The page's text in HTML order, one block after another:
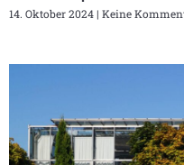
14. Oktober 2024 Keine